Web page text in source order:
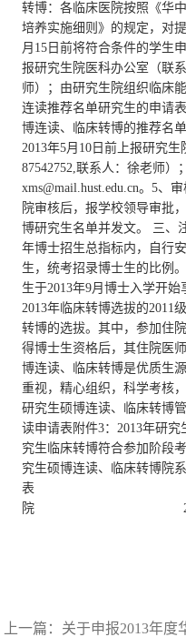
转博：各临床医院按照《华
培养实施细则》的规定，对
月15日前将符合条件的学生
报研究生院医科办公室（联
师）；由研究生院组织临床
连读推荐名单研究生的申请
博连读、临床转博的推荐名
2013年5月10日前上报研究
87542752,联系人：徐老师）
xms@mail.hust.edu.cn。5、
院审核后，报学校领导审批
博研究生名单并发文。 三、
年博士招生总指标内，自行
生，统考招录博士生的比例
生于2013年9月博士入学开
2013年临床转博选拔的2011
转博的选拔。其中，参加住
得博士生资格后，其住院医
博连读、临床转博是优质生
重视，精心组织，科学考核
研究生硕博连读、临床转博
读申请表附件3：2013年研
究生临床转博符合参加阶段
究生硕博连读、临床转博院
表 研
院 2013年4
上一篇： 关于申报2013年度